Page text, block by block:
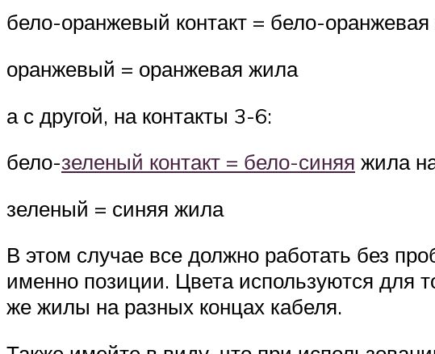
бело-оранжевый контакт = бело-
оранжевый = оранжевая жила
а с другой, на контакты 3-6:
бело-зеленый контакт = бело-синяя жила
зеленый = синяя жила
В этом случае все должно работать без
именно позиции. Цвета используются для
же жилы на разных концах кабеля.